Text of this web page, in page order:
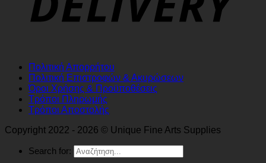
Πολιτική Απορρήτου
Πολιτική Επιστροφών & Ακυρώσεων
Όροι Χρήσης & Προϋποθέσεις
Τρόποι Πληρωμής
Τρόποι Αποστολής
Copyright 2022 - 2026 © Unique Fine Arts Supplies
Search for: